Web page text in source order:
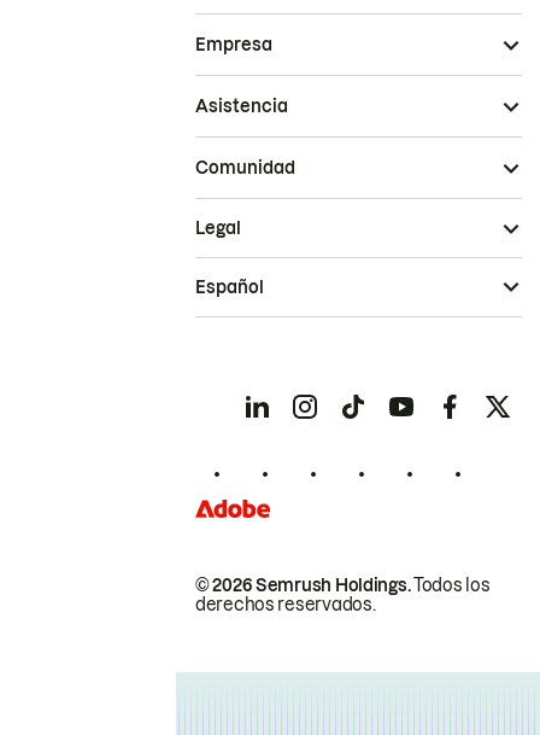
Empresa
Asistencia
Comunidad
© 2026 Semrush Holdings.Todos los
derechos reservados.
Legal
Español